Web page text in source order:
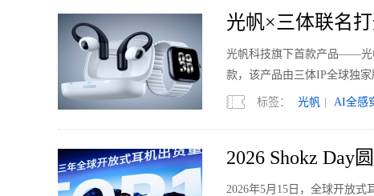
光帆×三体联名
光帆科技旗下首款产品——光
款，该产品由三体IP全球独
标签： 光帆 AI全感
2026 Shokz Day
2026年5月15日，全球开放式